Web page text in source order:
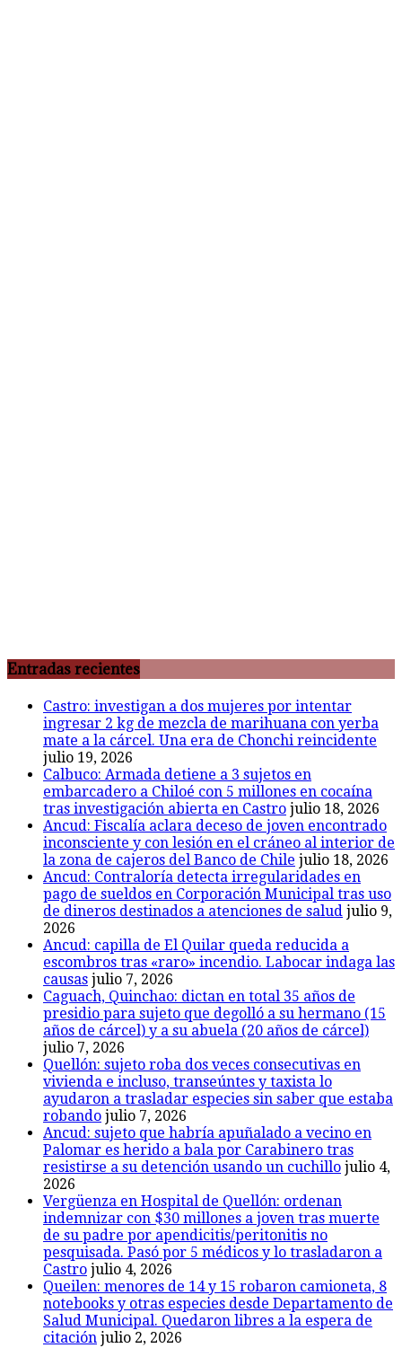
Entradas recientes
Castro: investigan a dos mujeres por intentar
ingresar 2 kg de mezcla de marihuana con yerba
mate a la cárcel. Una era de Chonchi reincidente
julio 19, 2026
Calbuco: Armada detiene a 3 sujetos en
embarcadero a Chiloé con 5 millones en cocaína
tras investigación abierta en Castro julio 18, 2026
Ancud: Fiscalía aclara deceso de joven encontrado
inconsciente y con lesión en el cráneo al interior de
la zona de cajeros del Banco de Chile julio 18, 2026
Ancud: Contraloría detecta irregularidades en
pago de sueldos en Corporación Municipal tras uso
de dineros destinados a atenciones de salud julio 9,
2026
Ancud: capilla de El Quilar queda reducida a
escombros tras «raro» incendio. Labocar indaga las
causas julio 7, 2026
Caguach, Quinchao: dictan en total 35 años de
presidio para sujeto que degolló a su hermano (15
años de cárcel) y a su abuela (20 años de cárcel)
julio 7, 2026
Quellón: sujeto roba dos veces consecutivas en
vivienda e incluso, transeúntes y taxista lo
ayudaron a trasladar especies sin saber que estaba
robando julio 7, 2026
Ancud: sujeto que habría apuñalado a vecino en
Palomar es herido a bala por Carabinero tras
resistirse a su detención usando un cuchillo julio 4,
2026
Vergüenza en Hospital de Quellón: ordenan
indemnizar con $30 millones a joven tras muerte
de su padre por apendicitis/peritonitis no
pesquisada. Pasó por 5 médicos y lo trasladaron a
Castro julio 4, 2026
Queilen: menores de 14 y 15 robaron camioneta, 8
notebooks y otras especies desde Departamento de
Salud Municipal. Quedaron libres a la espera de
citación julio 2, 2026